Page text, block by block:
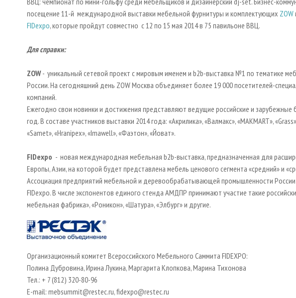
посещение 11-й международной выставки мебельной фурнитуры и комплектующих ZOW
FIDexpo, которые пройдут совместно с 12 по 15 мая 2014 в 75 павильоне ВВЦ.
Для справки:
ZOW- уникальный сетевой проект с мировым именем и b2b-выставка №1 по тематике
России. На сегодняшний день ZOW Москва объединяет более 19 000 посетителей-
компаний.
Ежегодно свои новинки и достижения представляют ведущие российские и
год. В составе участников выставки 2014 года: «Акрилика», «Валмакс», «MAKMART»,
«Samet», «Hranipex», «Imawell», «Фаэтон», «Йоват».
FIDexpo - новая международная мебельная b2b-выставка, предназначенная для
Европы, Азии, на которой будет представлена мебель ценового сегмента «средний» и
Ассоциация предприятий мебельной и деревообрабатывающей промышленности
FIDexpo. В числе экспонентов единого стенда АМДПР принимают участие такие
мебельная фабрика», «Роникон», «Шатура», «Элбург» и другие.
Организационный комитет Всероссийского Мебельного Саммита FIDEXPO:
Полина Дубровина, Ирина Лукина, Маргарита Клопкова, Марина Тихонова
Тел.: + 7 (812) 320-80-96
E-mail: mebsummit@restec.ru, fidexpo@restec.ru